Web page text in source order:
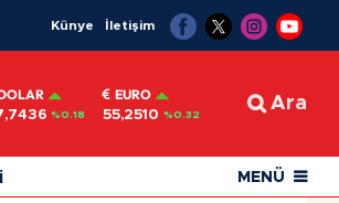
Künye İletişim
%0.18
EURO
55,2510 %0.32
Ara
MENÜ